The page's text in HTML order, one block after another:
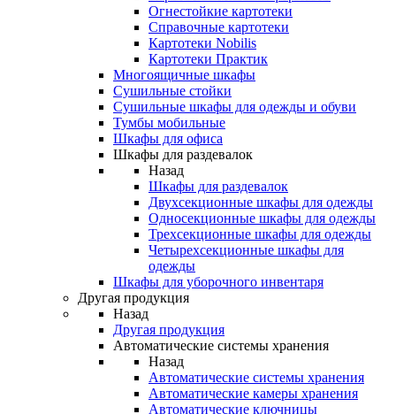
Огнестойкие картотеки
Справочные картотеки
Картотеки Nobilis
Картотеки Практик
Многоящичные шкафы
Сушильные стойки
Сушильные шкафы для одежды и обуви
Тумбы мобильные
Шкафы для офиса
Шкафы для раздевалок
Назад
Шкафы для раздевалок
Двухсекционные шкафы для одежды
Односекционные шкафы для одежды
Трехсекционные шкафы для одежды
Четырехсекционные шкафы для
одежды
Шкафы для уборочного инвентаря
Другая продукция
Назад
Другая продукция
Автоматические системы хранения
Назад
Автоматические системы хранения
Автоматические камеры хранения
Автоматические ключницы